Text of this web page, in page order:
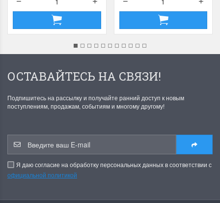
ОСТАВАЙТЕСЬ НА СВЯЗИ!
Подпишитесь на рассылку и получайте ранний доступ к новым
поступлениям, продажам, событиям и многому другому!
Я даю согласие на обработку персональных данных в соответствии с
официальной политикой